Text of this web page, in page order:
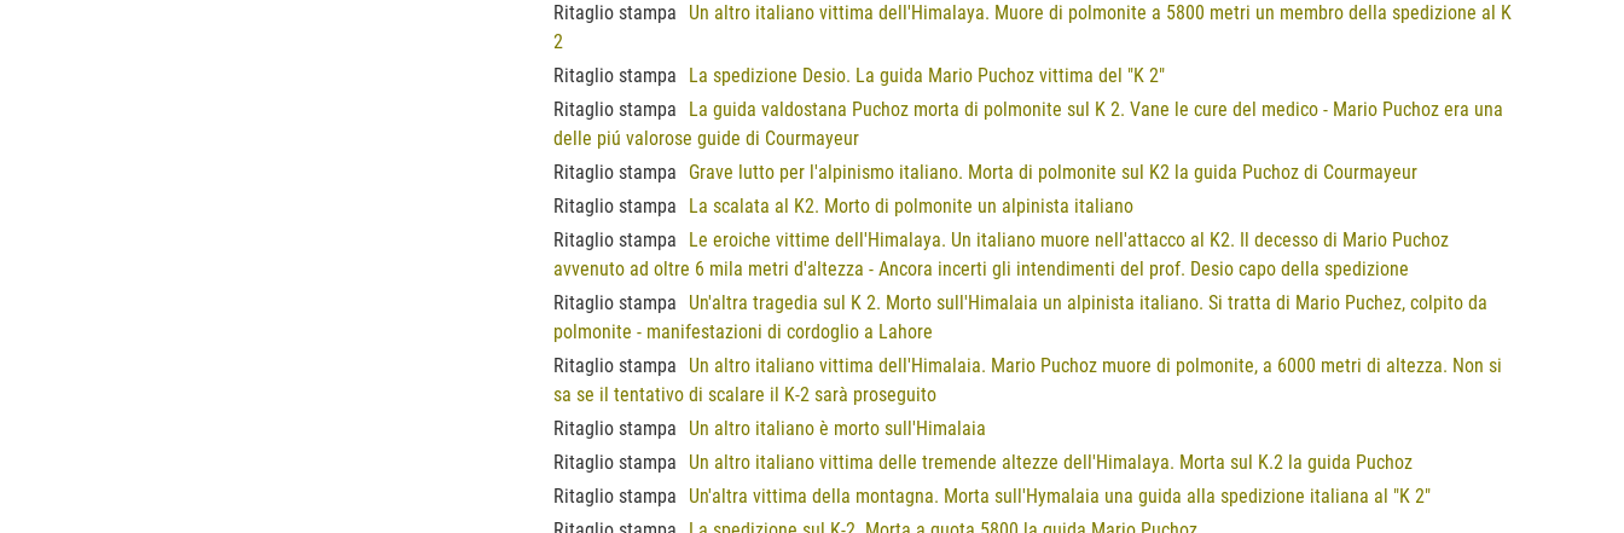
Ritaglio stampa
Un altro italiano vittima dell'Himalaya. Muore di polmonite a 5800 metri un membro della spedizione al K
2
Ritaglio stampa
La spedizione Desio. La guida Mario Puchoz vittima del "K 2"
Ritaglio stampa
La guida valdostana Puchoz morta di polmonite sul K 2. Vane le cure del medico - Mario Puchoz era una
delle piú valorose guide di Courmayeur
Ritaglio stampa
Grave lutto per l'alpinismo italiano. Morta di polmonite sul K2 la guida Puchoz di Courmayeur
Ritaglio stampa
La scalata al K2. Morto di polmonite un alpinista italiano
Ritaglio stampa
Le eroiche vittime dell'Himalaya. Un italiano muore nell'attacco al K2. Il decesso di Mario Puchoz
avvenuto ad oltre 6 mila metri d'altezza - Ancora incerti gli intendimenti del prof. Desio capo della spedizione
Ritaglio stampa
Un'altra tragedia sul K 2. Morto sull'Himalaia un alpinista italiano. Si tratta di Mario Puchez, colpito da
polmonite - manifestazioni di cordoglio a Lahore
Ritaglio stampa
Un altro italiano vittima dell'Himalaia. Mario Puchoz muore di polmonite, a 6000 metri di altezza. Non si
sa se il tentativo di scalare il K-2 sarà proseguito
Ritaglio stampa
Un altro italiano è morto sull'Himalaia
Ritaglio stampa
Un altro italiano vittima delle tremende altezze dell'Himalaya. Morta sul K.2 la guida Puchoz
Ritaglio stampa
Un'altra vittima della montagna. Morta sull'Hymalaia una guida alla spedizione italiana al "K 2"